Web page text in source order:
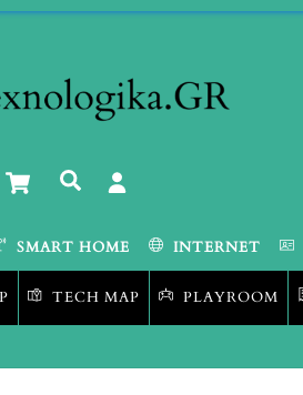
Cart Αναζήτηση
SMART HOME INTERNET
TECH MAP PLAYROOM